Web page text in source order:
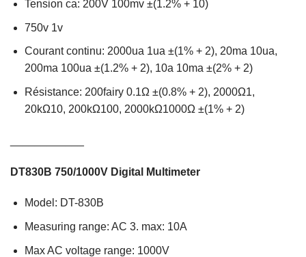
Tension ca: 200V 100mv ±(1.2% + 10)
750v 1v
Courant continu: 2000ua 1ua ±(1% + 2), 20ma 10ua,
200ma 100ua ±(1.2% + 2), 10a 10ma ±(2% + 2)
Résistance: 200fairy 0.1Ω ±(0.8% + 2), 2000Ω1,
20kΩ10, 200kΩ100, 2000kΩ1000Ω ±(1% + 2)
DT830B 750/1000V Digital Multimeter
Model: DT-830B
Measuring range: AC 3. max: 10A
Max AC voltage range: 1000V